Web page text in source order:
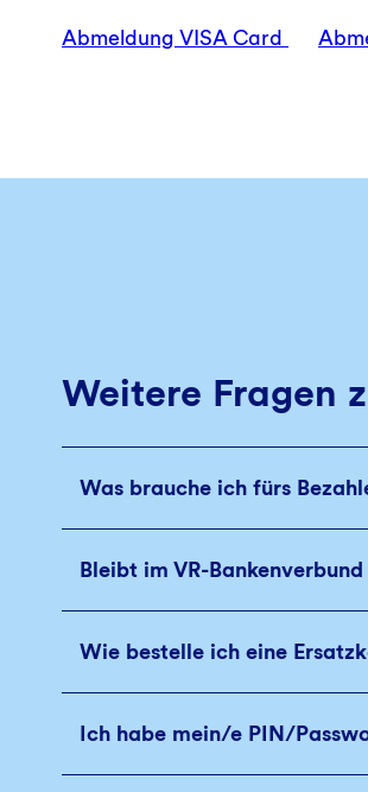
Abmeldung VISA Card
Weitere Fragen
Was brauche ich fürs
Bleibt im VR-
Wie bestelle ich eine
Ich habe mein/e PIN/